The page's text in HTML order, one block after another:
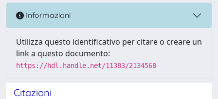
Informazioni
Utilizza questo identificativo per citare o creare un
link a questo documento:
https://hdl.handle.net/11383/2134568
Citazioni